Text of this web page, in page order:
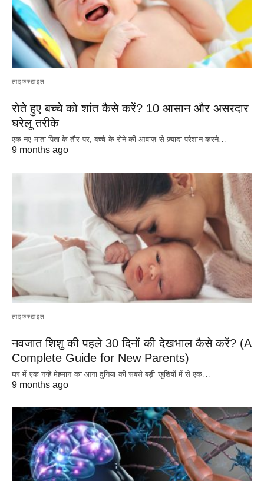
लाइफस्टाइल
रोते हुए बच्चे को शांत कैसे करें? 10 आसान और असरदार
घरेलू तरीके
एक नए माता-पिता के तौर पर, बच्चे के रोने की आवाज़ से ज़्यादा परेशान करने…
9 months ago
लाइफस्टाइल
नवजात शिशु की पहले 30 दिनों की देखभाल कैसे करें? (A
Complete Guide for New Parents)
घर में एक नन्हे मेहमान का आना दुनिया की सबसे बड़ी खुशियों में से एक…
9 months ago